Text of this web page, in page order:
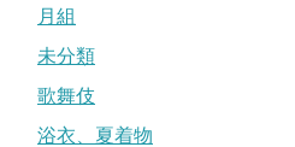
月組
未分類
歌舞伎
浴衣、夏着物